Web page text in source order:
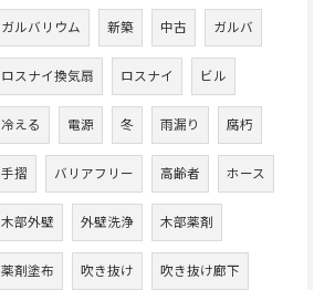
ガルバリウム 新築 中古 ガルバ
ロスナイ換気扇 ロスナイ ビル
冷える 電源 冬 雨漏り 腐朽
手摺 バリアフリー 高齢者 ホース
木部外壁 外壁洗浄 木部薬剤
薬剤塗布 吹き抜け 吹き抜け廊下